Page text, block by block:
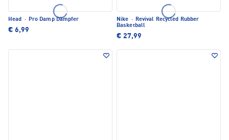
Head · Pro Damp Dämpfer
€ 6,99
Nike · Revival Recycled Rubber
Basketball
€ 27,99